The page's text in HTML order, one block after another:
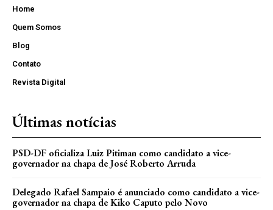
Home
Quem Somos
Blog
Contato
Revista Digital
Últimas notícias
PSD-DF oficializa Luiz Pitiman como candidato a vice-
governador na chapa de José Roberto Arruda
Delegado Rafael Sampaio é anunciado como candidato a vice-
governador na chapa de Kiko Caputo pelo Novo